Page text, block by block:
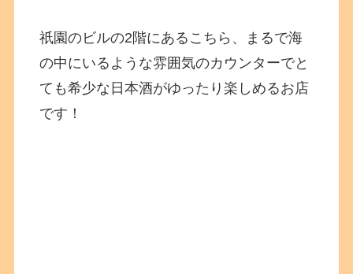
祇園のビルの2階にあるこちら、まるで海
の中にいるような雰囲気のカウンターでと
ても希少な日本酒がゆったり楽しめるお店
です！